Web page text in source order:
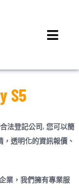
S5
法登記公司, 您可以簡
透明化的資訊報價、
業，我們擁有專業服